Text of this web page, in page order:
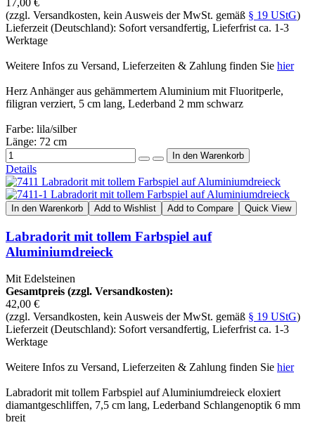
(zzgl. Versandkosten, kein Ausweis der MwSt. gemäß § 19 UStG)
Lieferzeit (Deutschland): Sofort versandfertig, Lieferfrist ca. 1-3
Werktage
Weitere Infos zu Versand, Lieferzeiten & Zahlung finden Sie hier
Herz Anhänger aus gehämmertem Aluminium mit Fluoritperle,
filigran verziert, 5 cm lang, Lederband 2 mm schwarz
Farbe: lila/silber
Länge: 72 cm
Details
In den Warenkorb Add to Wishlist Add to Compare Quick View
Labradorit mit tollem Farbspiel auf
Aluminiumdreieck
Mit Edelsteinen
Gesamtpreis (zzgl. Versandkosten):
42,00 €
(zzgl. Versandkosten, kein Ausweis der MwSt. gemäß § 19 UStG)
Lieferzeit (Deutschland): Sofort versandfertig, Lieferfrist ca. 1-3
Werktage
Weitere Infos zu Versand, Lieferzeiten & Zahlung finden Sie hier
Labradorit mit tollem Farbspiel auf Aluminiumdreieck eloxiert
diamantgeschliffen, 7,5 cm lang, Lederband Schlangenoptik 6 mm
breit